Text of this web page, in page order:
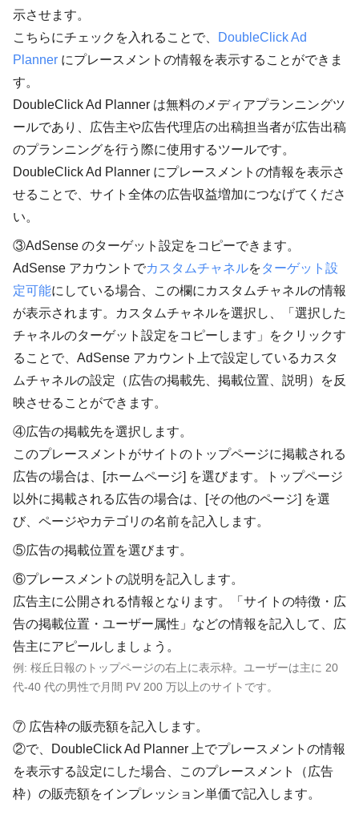
示させます。
こちらにチェックを入れることで、
DoubleClick Ad
Planner にプレースメントの情報を表示することができま
す。
DoubleClick Ad Planner は無料のメディアプランニングツ
ールであり、広告主や広告代理店の出稿担当者が広告出稿
のプランニングを行う際に使用するツールです。
DoubleClick Ad Planner にプレースメントの情報を表示さ
せることで、サイト全体の広告収益増加につなげてくださ
い。
③AdSense のターゲット設定をコピーできます。
AdSense アカウントでカスタムチャネルをターゲット設
定可能にしている場合、この欄にカスタムチャネルの情報
が表示されます。カスタムチャネルを選択し、「選択した
チャネルのターゲット設定をコピーします」をクリックす
ることで、AdSense アカウント上で設定しているカスタ
ムチャネルの設定（広告の掲載先、掲載位置、説明）を反
映させることができます。
④広告の掲載先を選択します。
このプレースメントがサイトのトップページに掲載される
広告の場合は、[ホームページ] を選びます。トップページ
以外に掲載される広告の場合は、[その他のページ] を選
び、ページやカテゴリの名前を記入します。
⑤広告の掲載位置を選びます。
⑥プレースメントの説明を記入します。
広告主に公開される情報となります。「サイトの特徴・広
告の掲載位置・ユーザー属性」などの情報を記入して、広
告主にアピールしましょう。
例: 桜丘日報のトップページの右上に表示枠。ユーザーは主に 20
代-40 代の男性で月間 PV 200 万以上のサイトです。
⑦ 広告枠の販売額を記入します。
②で、DoubleClick Ad Planner 上でプレースメントの情報
を表示する設定にした場合、このプレースメント（広告
枠）の販売額をインプレッション単価で記入します。